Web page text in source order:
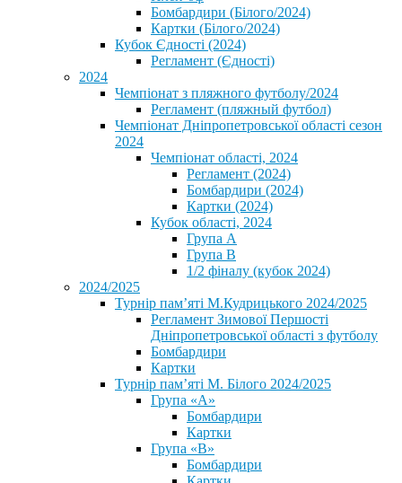
Бомбардири (Білого/2024)
Картки (Білого/2024)
Кубок Єдності (2024)
Регламент (Єдності)
2024
Чемпіонат з пляжного футболу/2024
Регламент (пляжный футбол)
Чемпіонат Дніпропетровської області сезон
2024
Чемпіонат області, 2024
Регламент (2024)
Бомбардири (2024)
Картки (2024)
Кубок області, 2024
Група А
Група В
1/2 фіналу (кубок 2024)
2024/2025
Турнір пам’яті М.Кудрицького 2024/2025
Регламент Зимової Першості
Дніпропетровської області з футболу
Бомбардири
Картки
Турнір пам’яті М. Білого 2024/2025
Група «А»
Бомбардири
Картки
Група «В»
Бомбардири